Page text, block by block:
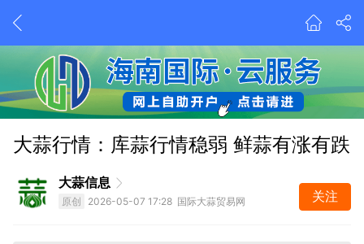
大蒜行情：库蒜行情稳弱 鲜蒜有涨有跌
大蒜信息
原创 2026-05-07 17:28 国际大蒜贸易网 关注
2026-8-4 08:09 发布
前天 19:03 发布